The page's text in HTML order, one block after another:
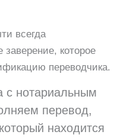
всегда
заверение, которое
переводчика.
с нотариальным
перевод,
находится